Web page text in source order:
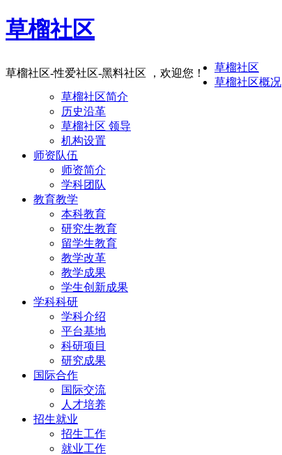
草榴社区
草榴社区-性爱社区-黑料社区 ，欢迎您！
草榴社区
草榴社区概况
草榴社区简介
历史沿革
草榴社区 领导
机构设置
师资队伍
师资简介
学科团队
教育教学
本科教育
研究生教育
留学生教育
教学改革
教学成果
学生创新成果
学科科研
学科介绍
平台基地
科研项目
研究成果
国际合作
国际交流
人才培养
招生就业
招生工作
就业工作